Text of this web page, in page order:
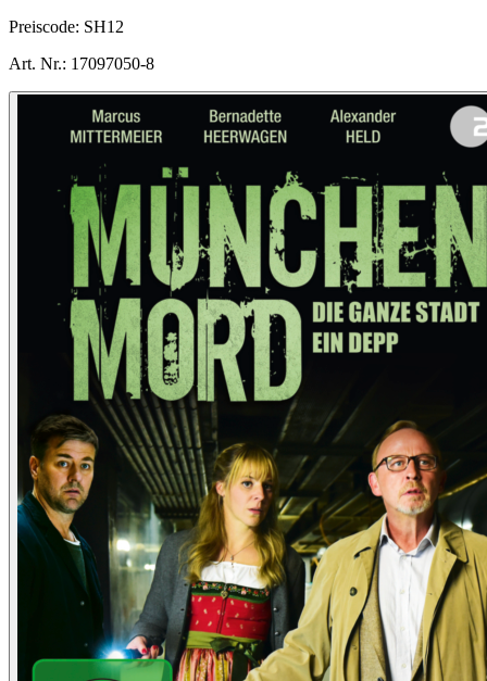
Preiscode: SH12
Art. Nr.: 17097050-8